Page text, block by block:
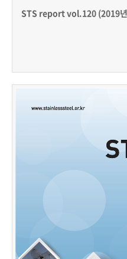
STS report vol.120 (2019